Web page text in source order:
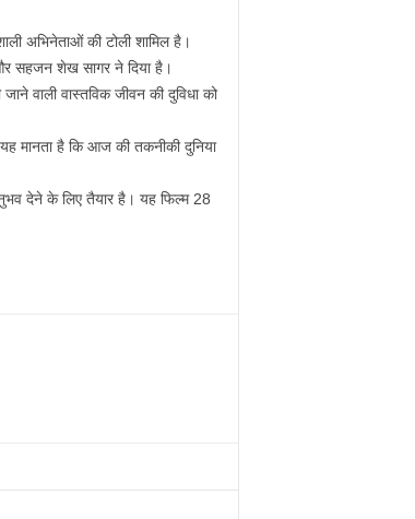
अभिनेताओं की टोली शामिल है।
सहजन शेख सागर ने दिया है।
जाने वाली वास्तविक जीवन की दुविधा को
मानता है कि आज की तकनीकी दुनिया
देने के लिए तैयार है। यह फिल्म 28